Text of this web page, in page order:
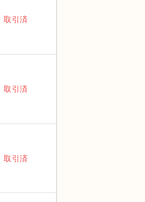
取引済
取引済
取引済